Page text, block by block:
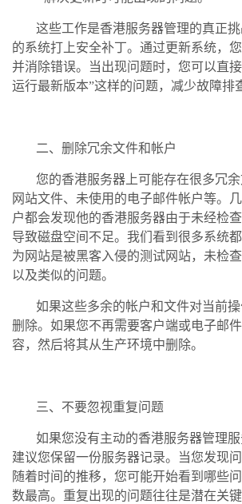
这些工作是香港服务器管理的真正
的系统打上安全补丁。通过更新系统，
并消除错误。当出现问题时，您可以直
运行最新版本”这样的问题，减少故障排
二、删除冗余文件和帐户
您的香港服务器上可能存在很多冗
网站文件、未使用的电子邮件帐户等。
户都会发现他的香港服务器由于未经检
导致磁盘空间不足。我们看到很多系统
为网站是被黑客入侵的测试网站，未检
以及类似的问题。
如果这些多余的帐户和文件对当前
删除。如果您不再需要客户端或电子邮
容，然后将其从生产环境中删除。
三、不要忽视重复问题
如果您没有主动的香港服务器管理
建议您保留一份服务器记录。当您发现问
随着时间的推移，您可能开始看到哪些
数最高。重复出现的问题往往是潜在关